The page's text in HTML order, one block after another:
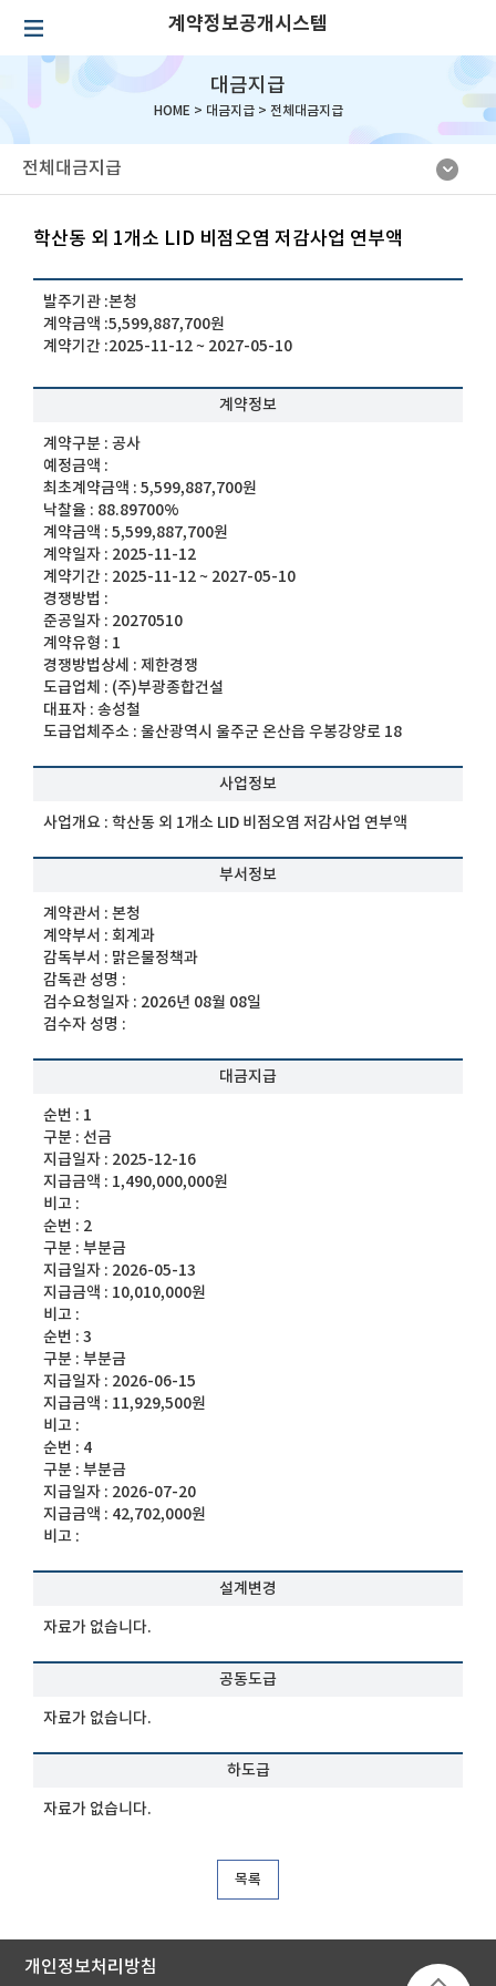
계약정보공개시스템
대금지급
HOME > 대금지급> 전체대금지급
전체대금지급
학산동 외 1개소 LID 비점오염 저감사업 연부액
발주기관 :본청
계약금액 :5,599,887,700원
계약기간 :2025-11-12 ~ 2027-05-10
계약정보
계약구분 :공사
예정금액 :
최초계약금액 :5,599,887,700원
낙찰율 : 88.89700%
계약금액 :5,599,887,700원
계약일자 : 2025-11-12
계약기간 : 2025-11-12 ~ 2027-05-10
경쟁방법 :
준공일자 : 20270510
계약유형 : 1
경쟁방법상세 :제한경쟁
도급업체 : (주)부광종합건설
대표자 :송성철
도급업체주소 :울산광역시 울주군 온산읍 우봉강양로 18
사업정보
사업개요 :학산동 외 1개소 LID 비점오염 저감사업 연부액
부서정보
계약관서 :본청
계약부서 : 회계과
감독부서 : 맑은물정책과
감독관 성명 :
검수요청일자 : 2026년 08월 08일
검수자 성명 :
대금지급
순번 : 1
구분 : 선금
지급일자 : 2025-12-16
지급금액 : 1,490,000,000원
비고 :
순번 : 2
구분 :부분금
지급일자 : 2026-05-13
지급금액 : 10,010,000원
비고 :
순번 :3
구분 :부분금
지급일자 : 2026-06-15
지급금액 : 11,929,500원
비고 :
순번 : 4
구분 :부분금
지급일자 : 2026-07-20
지급금액 : 42,702,000원
비고 :
설계변경
자료가 없습니다.
공동도급
자료가 없습니다.
하도급
자료가 없습니다.
목록
개인정보처리방침